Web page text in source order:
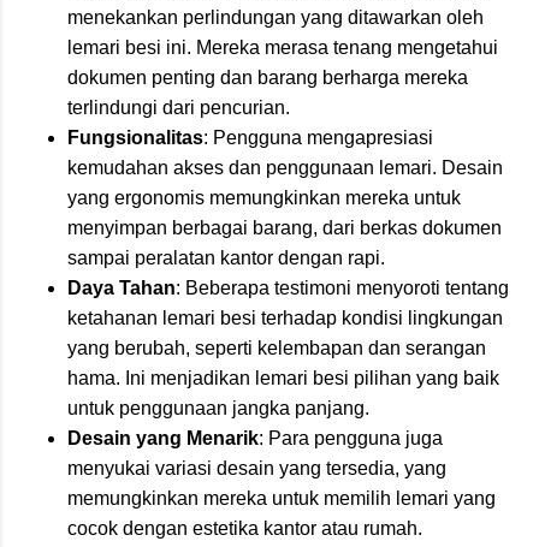
menekankan perlindungan yang ditawarkan oleh
lemari besi ini. Mereka merasa tenang mengetahui
dokumen penting dan barang berharga mereka
terlindungi dari pencurian.
Fungsionalitas: Pengguna mengapresiasi
kemudahan akses dan penggunaan lemari. Desain
yang ergonomis memungkinkan mereka untuk
menyimpan berbagai barang, dari berkas dokumen
sampai peralatan kantor dengan rapi.
Daya Tahan: Beberapa testimoni menyoroti tentang
ketahanan lemari besi terhadap kondisi lingkungan
yang berubah, seperti kelembapan dan serangan
hama. Ini menjadikan lemari besi pilihan yang baik
untuk penggunaan jangka panjang.
Desain yang Menarik: Para pengguna juga
menyukai variasi desain yang tersedia, yang
memungkinkan mereka untuk memilih lemari yang
cocok dengan estetika kantor atau rumah.